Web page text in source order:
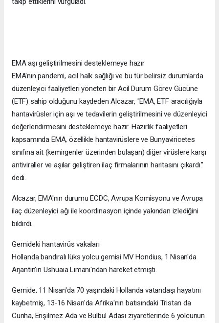
EMA aşı geliştirilmesini desteklemeye hazır
EMA'nın pandemi, acil halk sağlığı ve bu tür belirsiz durumlarda
düzenleyici faaliyetleri yöneten bir Acil Durum Görev Gücüne
(ETF) sahip olduğunu kaydeden Alcazar, "EMA, ETF aracılığıyla
hantavirüsler için aşı ve tedavilerin geliştirilmesini ve düzenleyici
değerlendirmesini desteklemeye hazır. Hazırlık faaliyetleri
kapsamında EMA, özellikle hantavirüslere ve Bunyaviricetes
sınıfına ait (kemirgenler üzerinden bulaşan) diğer virüslere karşı
antiviraller ve aşılar geliştiren ilaç firmalarının haritasını çıkardı."
dedi.
Alcazar, EMA'nın durumu ECDC, Avrupa Komisyonu ve Avrupa
ilaç düzenleyici ağı ile koordinasyon içinde yakından izlediğini
bildirdi.
Gemideki hantavirüs vakaları
Hollanda bandıralı lüks yolcu gemisi MV Hondius, 1 Nisan'da
Arjantin'in Ushuaia Limanı'ndan hareket etmişti.
Gemide, 11 Nisan'da 70 yaşındaki Hollanda vatandaşı hayatını
kaybetmiş, 13-16 Nisan'da Afrika'nın batısındaki Tristan da
Cunha, Erişilmez Ada ve Bülbül Adası ziyaretlerinde 6 yolcunun